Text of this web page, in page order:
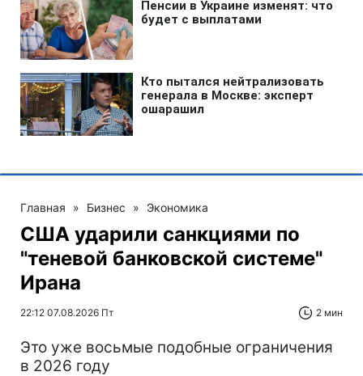
Главная » Бизнес » Экономика
США ударили санкциями по
"теневой банковской системе"
Ирана
22:12 07.08.2026 Пт 2 мин
Это уже восьмые подобные ограничения
в 2026 году